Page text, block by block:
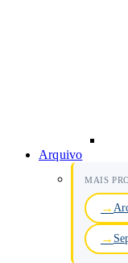
Arquivo
MAIS